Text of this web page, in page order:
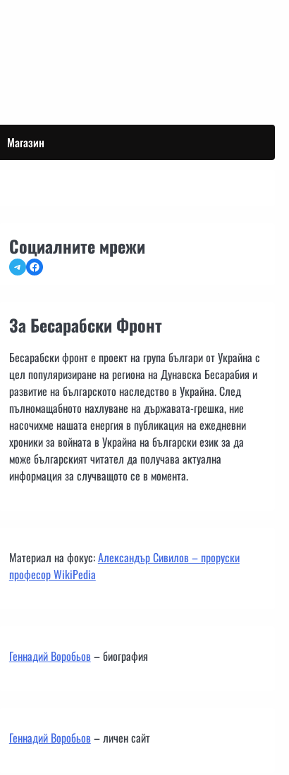
Магазин
Социалните мрежи
TelegramFacebook
За Бесарабски Фронт
Бесарабски фронт е проект на група българи от Украйна с
цел популяризиране на региона на Дунавска Бесарабия и
развитие на българското наследство в Украйна. След
пълномащабното нахлуване на държавата-грешка, ние
насочихме нашата енергия в публикация на ежедневни
хроники за войната в Украйна на български език за да
може българският читател да получава актуална
информация за случващото се в момента.
Материал на фокус:Александър Сивилов – проруски
професор WikiPedia
Геннадий Воробьов– биография
Геннадий Воробьов– личен сайт